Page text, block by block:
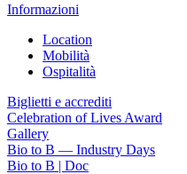
Informazioni
Location
Mobilità
Ospitalità
Biglietti e accrediti
Celebration of Lives Award
Gallery
Bio to B — Industry Days
Bio to B | Doc